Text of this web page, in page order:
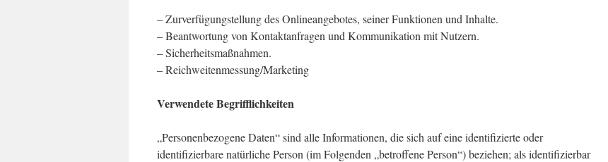
– Zurverfügungstellung des Onlineangebotes, seiner Funktionen und Inhalte.
– Beantwortung von Kontaktanfragen und Kommunikation mit Nutzern.
– Sicherheitsmaßnahmen.
– Reichweitenmessung/Marketing
Verwendete Begrifflichkeiten
„Personenbezogene Daten“ sind alle Informationen, die sich auf eine identifizierte oder
identifizierbare natürliche Person (im Folgenden „betroffene Person“) beziehen; als identifizierbar